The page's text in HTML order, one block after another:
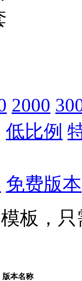
2000
低比例
免费版本
板，
版本名称